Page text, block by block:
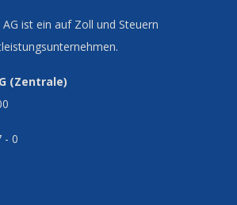
AG ist ein auf Zoll und Steuern
(Zentrale)
- 0